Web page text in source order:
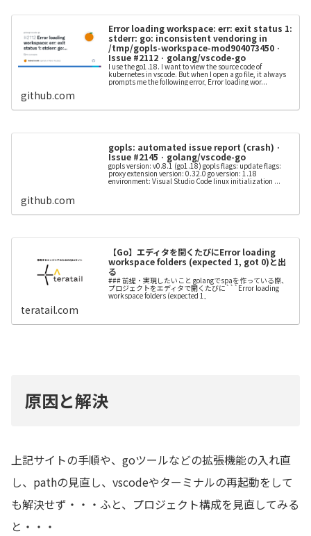
Error loading workspace: err: exit status 1:
stderr: go: inconsistent vendoring in
/tmp/gopls-workspace-mod904073450 ·
Issue #2112 · golang/vscode-go
I use the go1.18. I want to view the source code of
kubernetes in vscode. But when I open a go file, it always
prompts me the following error, Error loading wor...
github.com
gopls: automated issue report (crash) ·
Issue #2145 · golang/vscode-go
gopls version: v0.8.1 (go1.18) gopls flags: update flags:
proxy extension version: 0.32.0 go version: 1.18
environment: Visual Studio Code linux initialization ...
github.com
【Go】エディタを開くたびにError loading
workspace folders (expected 1, got 0)と出
る
### 前提・実現したいこと golangでspaを作っている際、
プロジェクトをエディタで開くたびに```Error loading
workspace folders (expected 1,
teratail.com
原因と解決
上記サイトの手順や、goツールなどの拡張機能の入れ直
し、pathの見直し、vscodeやターミナルの再起動をして
も解決せず・・・ふと、プロジェクト構成を見直してみる
と・・・